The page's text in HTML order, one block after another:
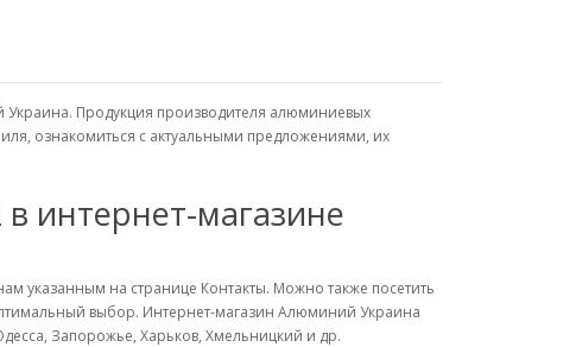
Украина. Продукция производителя алюминиевых
ознакомиться с актуальными предложениями, их
интернет-магазине
указанным на странице Контакты. Можно также посетить
выбор. Интернет-магазин Алюминий Украина
Запорожье, Харьков, Хмельницкий и др.